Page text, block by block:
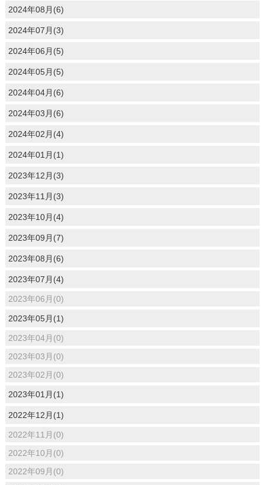
2024年08月(6)
2024年07月(3)
2024年06月(5)
2024年05月(5)
2024年04月(6)
2024年03月(6)
2024年02月(4)
2024年01月(1)
2023年12月(3)
2023年11月(3)
2023年10月(4)
2023年09月(7)
2023年08月(6)
2023年07月(4)
2023年06月(0)
2023年05月(1)
2023年04月(0)
2023年03月(0)
2023年02月(0)
2023年01月(1)
2022年12月(1)
2022年11月(0)
2022年10月(0)
2022年09月(0)